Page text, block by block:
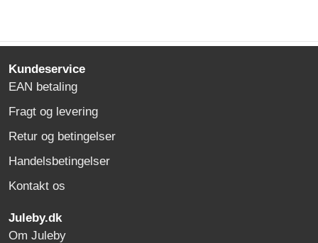
Kundeservice
EAN betaling
Fragt og levering
Retur og betingelser
Handelsbetingelser
Kontakt os
Juleby.dk
Om Juleby